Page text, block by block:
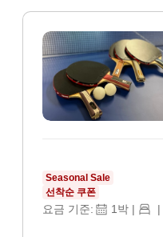
Seasonal Sale
선착순 쿠폰
요금 기준: 1박 | |